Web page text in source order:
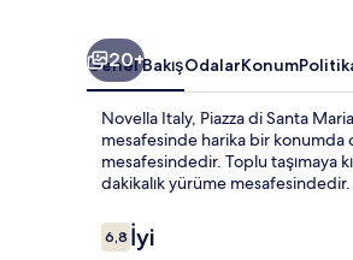
20+
Genel BakışOdalarKonum
Novella Italy, Piazza di Santa
mesafesinde harika bir konumda
mesafesindedir. Toplu taşımaya
dakikalık yürüme mesafesindedir.
Yorumlar
6,86,8/10
İyi